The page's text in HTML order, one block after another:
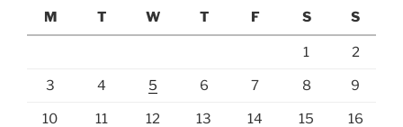
M
T W T F S S
1 2
3 4 5 6 7 8 9
10 11 12 13 14 15 16